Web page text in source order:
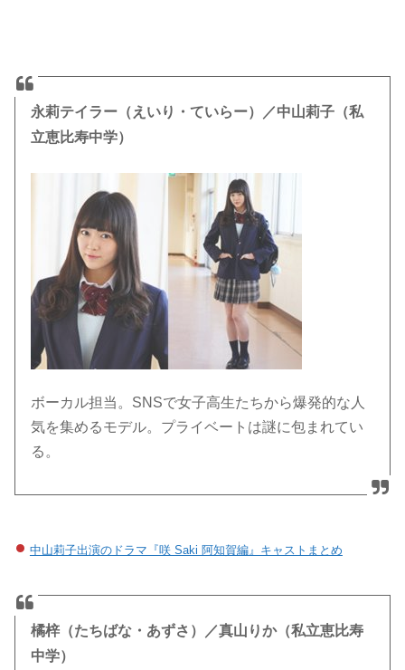
永莉テイラー（えいり・ていらー）／中山莉子（私
立恵比寿中学）
ボーカル担当。SNSで女子高生たちから爆発的な人
気を集めるモデル。プライベートは謎に包まれてい
る。
中山莉子出演のドラマ『咲 Saki 阿知賀編』キャストまとめ
橘梓（たちばな・あずさ）／真山りか（私立恵比寿
中学）